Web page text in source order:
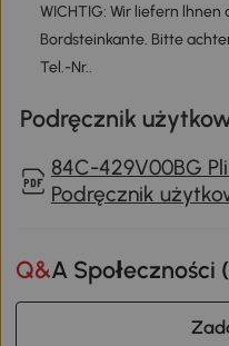
WICHTIG: Wir liefern
Bordsteinkante. Bitte
Tel.-Nr..
Podręcznik
84C-429V00BG
Podręcznik
Q&A Społeczności